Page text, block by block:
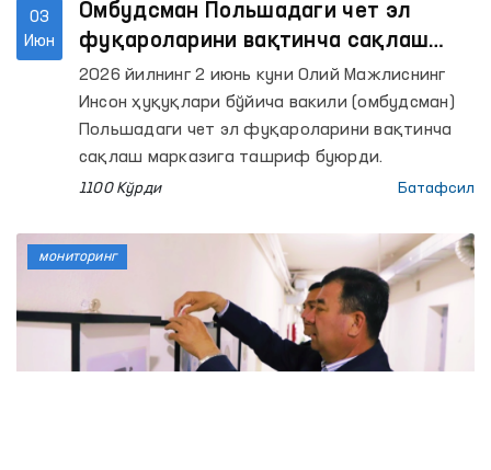
03
Июн
Омбудсман Польшадаги чет эл
фуқароларини вақтинча сақлаш
марказида фуқароларимиз билан
кўришиб, шароитлар билан танишди
2026 йилнинг 2 июнь куни Олий Мажлиснинг
Инсон ҳуқуқлари бўйича вакили (омбудсман)
Польшадаги чет эл фуқароларини вақтинча
сақлаш марказига ташриф буюрди.
1100 Кўрди Батафсил
мониторинг